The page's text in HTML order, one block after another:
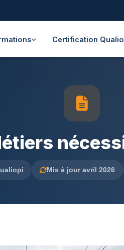
Certification
Mis à jour avril 2026